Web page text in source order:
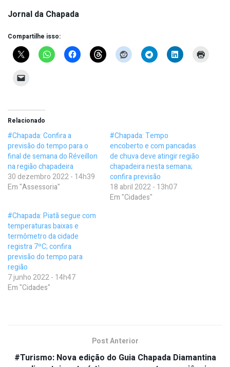
Jornal da Chapada
Compartilhe isso:
Relacionado
#Chapada: Confira a
previsão do tempo para o
final de semana do Réveillon
na região chapadeira
30 dezembro 2022 - 14h39
Em "Assessoria"
#Chapada: Tempo
encoberto e com pancadas
de chuva deve atingir região
chapadeira nesta semana;
confira previsão
18 abril 2022 - 13h07
Em "Cidades"
#Chapada: Piatã segue com
temperaturas baixas e
termômetro da cidade
registra 7ºC; confira
previsão do tempo para
região
7 junho 2022 - 14h47
Em "Cidades"
Post Anterior
#Turismo: Nova edição do Guia Chapada Diamantina